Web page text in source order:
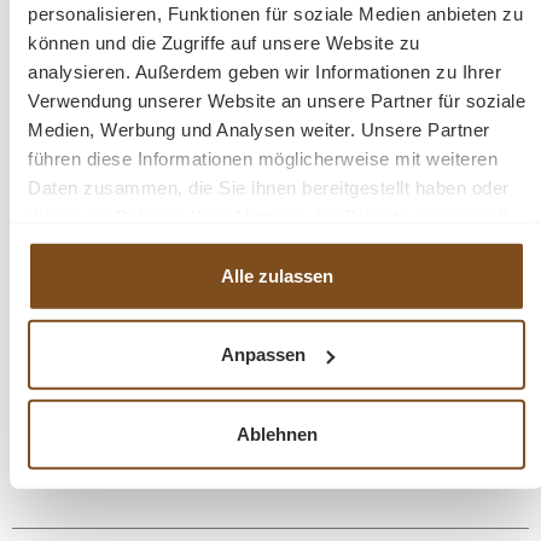
personalisieren, Funktionen für soziale Medien anbieten zu
können und die Zugriffe auf unsere Website zu
analysieren. Außerdem geben wir Informationen zu Ihrer
Verwendung unserer Website an unsere Partner für soziale
Medien, Werbung und Analysen weiter. Unsere Partner
führen diese Informationen möglicherweise mit weiteren
Daten zusammen, die Sie ihnen bereitgestellt haben oder
haben.
Alle zulassen
Anpassen
Ablehnen
Truhenbank und erhöhen Sie den Komfort und Stil in
Ihrem Zuhause.
Die Abmessungen: ca.: Höhe 92 cm - Breite 117 cm -
Tiefe 48 cm
Sitzplatte aus 100% Eiche
Sitzhöhe ca. 46 cm
Sitztiefe ca. 44 cm
Artikelgewicht: 23 kg